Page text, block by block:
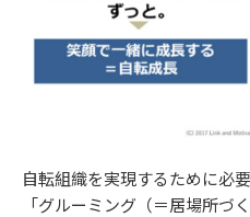
自転組織を実現するために必
「グルーミング（＝居場所づ